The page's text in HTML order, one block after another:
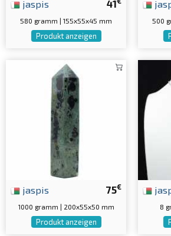
41
jaspis
580 gramm | 155x55x45 mm
Produkt anzeigen
500
75€
jaspis
1000 gramm | 200x55x50 mm
Produkt anzeigen
8